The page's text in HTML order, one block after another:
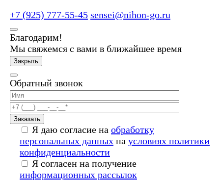
+7 (925) 777-55-45 sensei@nihon-go.ru
Благодарим!
Мы свяжемся с вами в ближайшее время
Закрыть
Обратный звонок
Заказать
Я даю согласие на обработку
персональных данных на условиях политики
конфиденциальности
Я согласен на получение
информационных рассылок